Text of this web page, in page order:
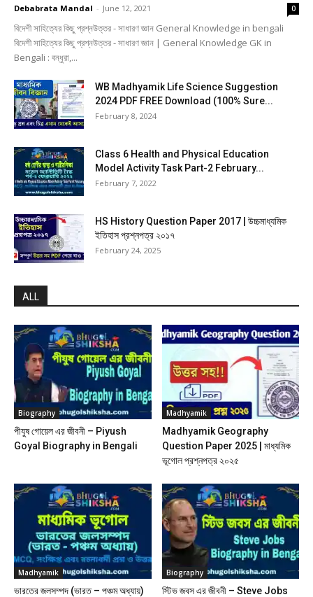
Debabrata Mandal - June 12, 2021 0
বিদেশী সাহিত্যের কিছু প্রশ্নউত্তর - সাধারণ জ্ঞান General Knowledge in bengali
বিদেশী সাহিত্যের কিছু প্রশ্নউত্তর - সাধারণ জ্ঞান | General Knowledge GK in
Bengali : বন্ধুরা,...
WB Madhyamik Life Science Suggestion
2024 PDF FREE Download (100% Sure...
February 8, 2024
Class 6 Health and Physical Education
Model Activity Task Part-2 February...
February 7, 2022
HS History Question Paper 2017 | উচ্চমাধ্যমিক
ইতিহাস প্রশ্নপত্র ২০১৭
February 24, 2025
ALL
Biography
পীযুষ গোয়েল এর জীবনী – Piyush
Goyal Biography in Bengali
Madhyamik
Madhyamik Geography
Question Paper 2025 | মাধ্যমিক
ভূগোল প্রশ্নপত্র ২০২৫
Madhyamik
ভারতের জলসম্পদ (ভারত – পঞ্চম অধ্যায়)
Biography
স্টিভ জবস এর জীবনী – Steve Jobs